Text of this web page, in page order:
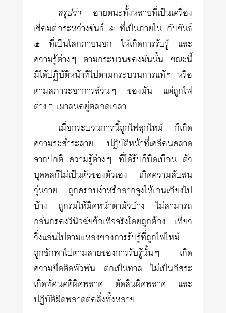
สรุปว่า อายตนะทั้งหลายที่เป็นเครื่อง
เชื่อมต่อระหว่างขันธ์ ๕ ที่เป็นภายใน กับขันธ์
๕ ที่เป็นโลกภายนอก ให้เกิดการรับรู้ และ
ความรู้ต่างๆ ตามกระบวนของมันนั้น ขณะนี้
มิได้ปฏิบัติหน้าที่ไปตามกระบวนการแท้ๆ หรือ
ตามสภาวะอาการล้วนๆ ของมัน แต่ถูกไฟ
ต่างๆ เผาลนอยู่ตลอดเวลา
เมื่อกระบวนการนี้ถูกไฟลุกไหม้ ก็เกิด
ความระส่ำระสาย ปฏิบัติหน้าที่เคลื่อนคลาด
จากปกติ ความรู้ต่างๆ ที่ได้รับก็บิดเบือน ตัว
บุคคลก็ไม่เป็นตัวของตัวเอง เกิดความสับสน
วุ่นวาย ถูกครอบงำหรือลากจูงให้เอนเอียงไป
บ้าง ถูกรมให้มืดหน้าตามัวบ้าง ไม่สามารถ
กลั่นกรองวินิจฉัยข้อเท็จจริงโดยถูกต้อง เที่ยว
วิ่งแล่นไปตามแหล่งของการรับรู้ที่ถูกไฟไหม้
ถูกชักพาไปตามสายของการรับรู้นั้นๆ เกิด
ความยึดติดพัวพัน ตกเป็นทาส ไม่เป็นอิสระ
เกิดทัศนคติผิดพลาด ตัดสินผิดพลาด และ
ปฏิบัติผิดพลาดต่อสิ่งทั้งหลาย